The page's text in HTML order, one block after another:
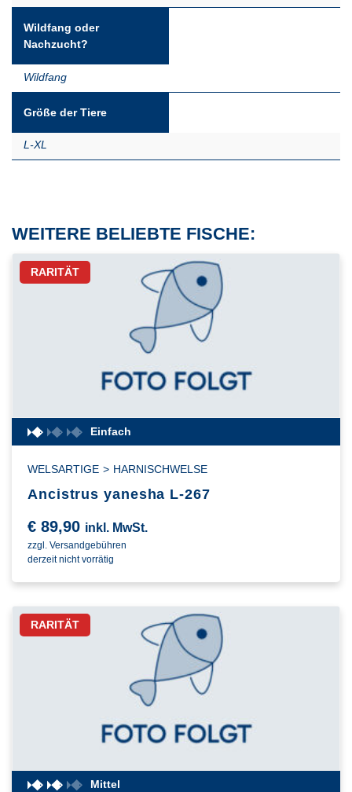
Wildfang oder
Nachzucht?
Wildfang
Größe der Tiere
L-XL
WEITERE BELIEBTE FISCHE:
RARITÄT
Einfach
WELSARTIGE > HARNISCHWELSE
Ancistrus yanesha L-267
€ 89,90 inkl. MwSt.
zzgl. Versandgebühren
derzeit nicht vorrätig
RARITÄT
Mittel